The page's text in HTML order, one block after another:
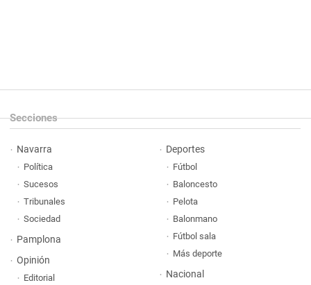
Secciones
Navarra
Política
Sucesos
Tribunales
Sociedad
Pamplona
Opinión
Editorial
Deportes
Fútbol
Baloncesto
Pelota
Balonmano
Fútbol sala
Más deporte
Nacional